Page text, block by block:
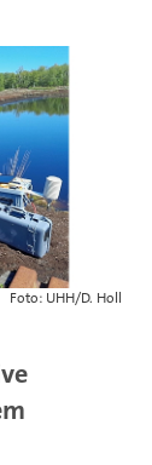
Foto: UHH/D. Holl